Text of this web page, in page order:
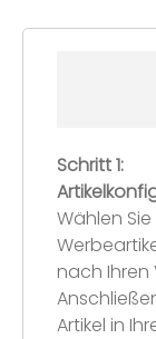
Schritt 1:
Wählen
nach Ihren
Artikel in